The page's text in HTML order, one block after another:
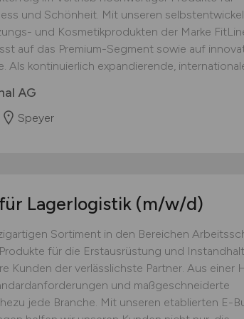
und Schönheit. Mit unseren
und Kosmetikprodukten der Marke
auf das Premium-Segment sowie auf
Als kontinuierlich expandierende,
AG
Speyer
Lagerlogistik (m/w/d)
Sortiment in den Bereichen
für die Erstausrüstung und
Kunden der verlässlichste Partner. Aus einer
und maßgeschneiderte
jede Branche. Mit unseren etablierten E-